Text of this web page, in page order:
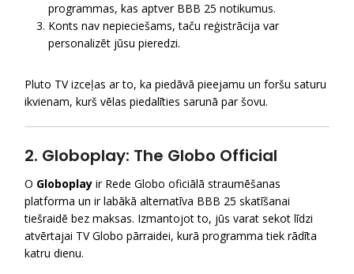
programmas, kas aptver BBB 25 notikumus.
Konts nav nepieciešams, taču reģistrācija var
personalizēt jūsu pieredzi.
Pluto TV izceļas ar to, ka piedāvā pieejamu un foršu saturu
ikvienam, kurš vēlas piedalīties sarunā par šovu.
2. Globoplay: The Globo Official
O Globoplay ir Rede Globo oficiālā straumēšanas
platforma un ir labākā alternatīva BBB 25 skatīšanai
tiešraidē bez maksas. Izmantojot to, jūs varat sekot līdzi
atvērtajai TV Globo pārraidei, kurā programma tiek rādīta
katru dienu.